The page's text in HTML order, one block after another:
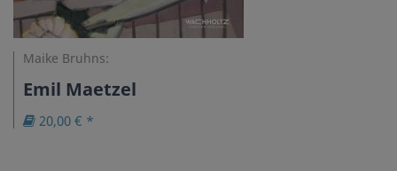
Maike Bruhns:
Emil Maetzel
20,00 € *